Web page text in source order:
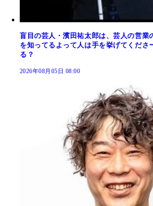
盲目の芸人・濱田祐太郎は、芸人の営業
を知ってるよって人は手を挙げてくださ
る？
2026年08月05日 08:00